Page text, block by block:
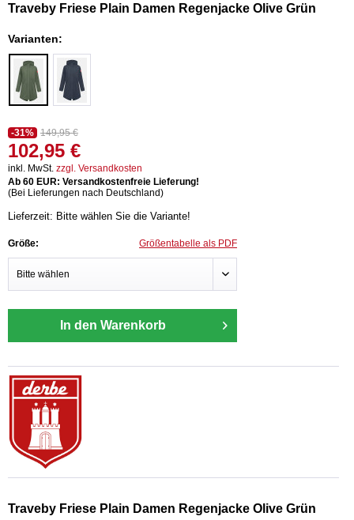
Traveby Friese Plain Damen Regenjacke Olive Grün
Varianten:
-31% 149,95 €
102,95 €
inkl. MwSt. zzgl. Versandkosten
Ab 60 EUR: Versandkostenfreie Lieferung!
(Bei Lieferungen nach Deutschland)
Lieferzeit: Bitte wählen Sie die Variante!
Größe: Größentabelle als PDF
In den Warenkorb
Traveby Friese Plain Damen Regenjacke Olive Grün